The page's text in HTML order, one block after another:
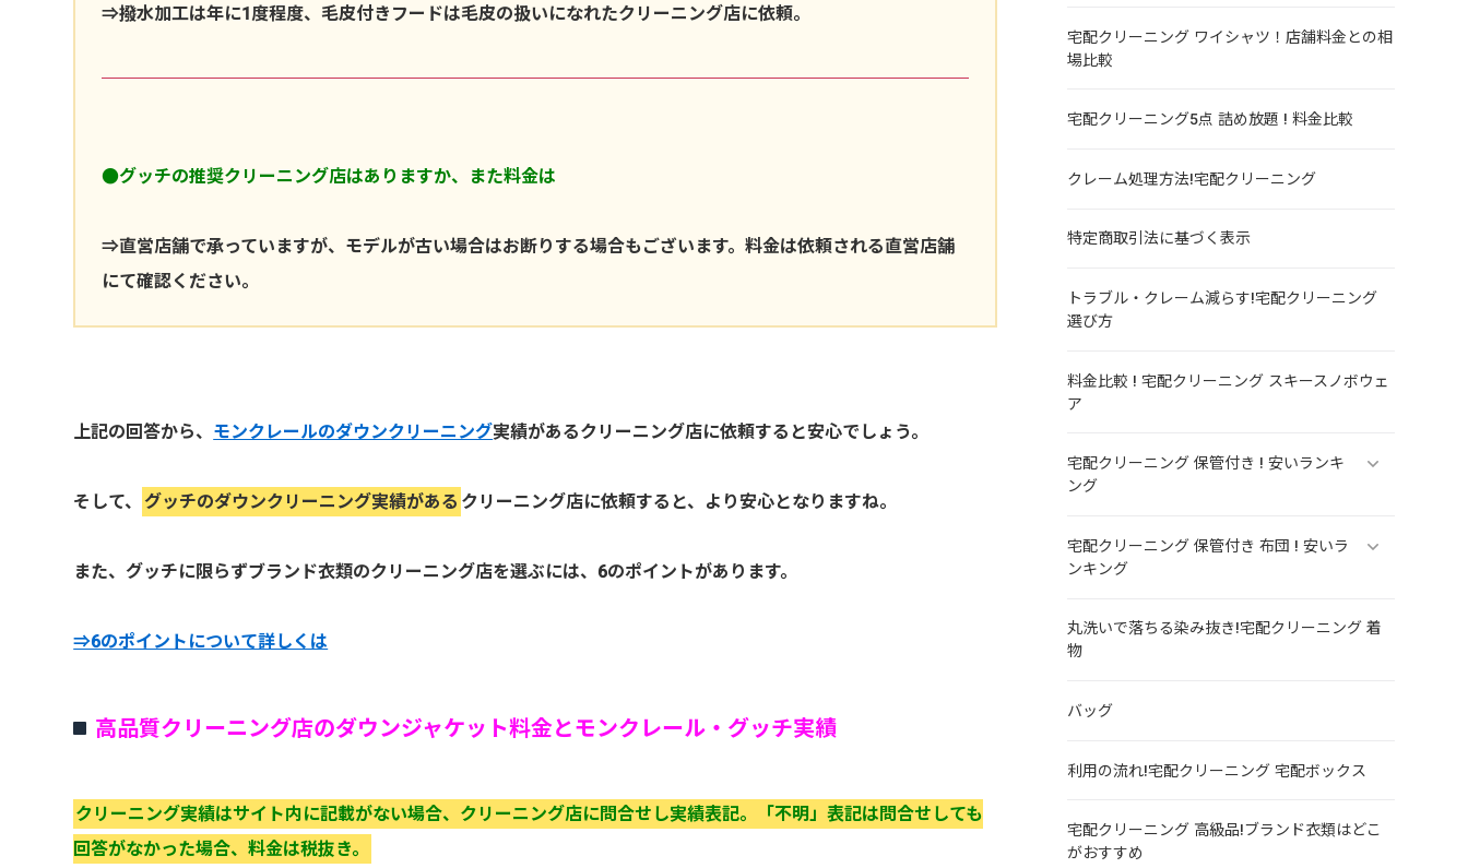
⇒撥水加工は年に1度程度、毛皮付きフードは毛皮の扱いになれたクリーニング店に依頼。
●グッチの推奨クリーニング店はありますか、また料金は
⇒直営店舗で承っていますが、モデルが古い場合はお断りする場合もございます。料金は依頼される直営店舗
にて確認ください。
上記の回答から、 モンクレールのダウンクリーニング実績があるクリーニング店に依頼すると安心でしょう。
そして、 グッチのダウンクリーニング実績がある クリーニング店に依頼すると、より安心となりますね。
また、グッチに限らずブランド衣類のクリーニング店を選ぶには、6のポイントがあります。
⇒6のポイントについて詳しくは
高品質クリーニング店のダウンジャケット料金とモンクレール・グッチ実績
クリーニング実績はサイト内に記載がない場合、クリーニング店に問合せし実績表記。「不明」表記は問合せしても
回答がなかった場合、料金は税抜き。
宅配クリーニング ワイシャツ！店舗料金との相
場比較
宅配クリーニング5点 詰め放題 ! 料金比較
クレーム処理方法!宅配クリーニング
特定商取引法に基づく表示
トラブル・クレーム減らす!宅配クリーニング
選び方
料金比較 ! 宅配クリーニング スキースノボウェ
ア
宅配クリーニング 保管付き ! 安いランキ
ング
宅配クリーニング 保管付き 布団 ! 安いラ
ンキング
丸洗いで落ちる染み抜き!宅配クリーニング 着
物
バッグ
利用の流れ!宅配クリーニング 宅配ボックス
宅配クリーニング 高級品!ブランド衣類はどこ
がおすすめ